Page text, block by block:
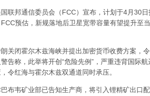
邦通信委员会（FCC）宣布，计划于4月30日
FCC预估，新规落地后卫星宽带容量有望提升至
闭霍尔木兹海峡并提出加密货币收费方案，令
告称，此举将开创“危险先例”，严重违背国际
令红海与霍尔木兹双通道同时承压。
韦矿业部已告知生产商，将引入锂精矿出口配